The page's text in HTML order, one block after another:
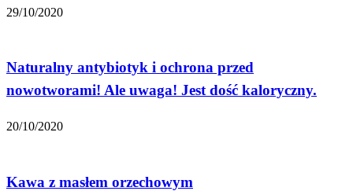
29/10/2020
Naturalny antybiotyk i ochrona przed
nowotworami! Ale uwaga! Jest dość kaloryczny.
20/10/2020
Kawa z masłem orzechowym